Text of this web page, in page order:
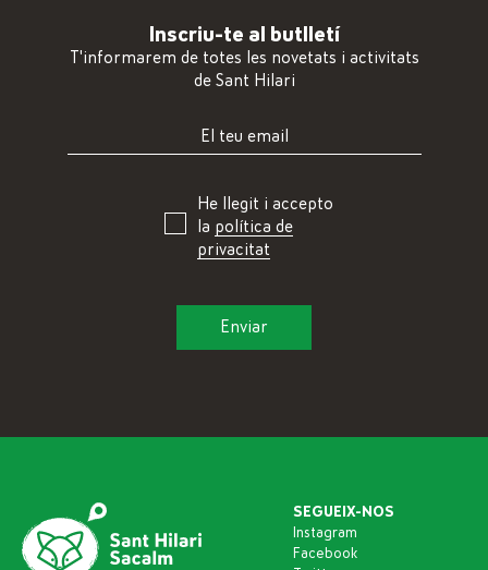
Inscriu-te al butlletí
T'informarem de totes les novetats i activitats
de Sant Hilari
He llegit i accepto
la política de
privacitat
SEGUEIX-NOS
Instagram
Facebook